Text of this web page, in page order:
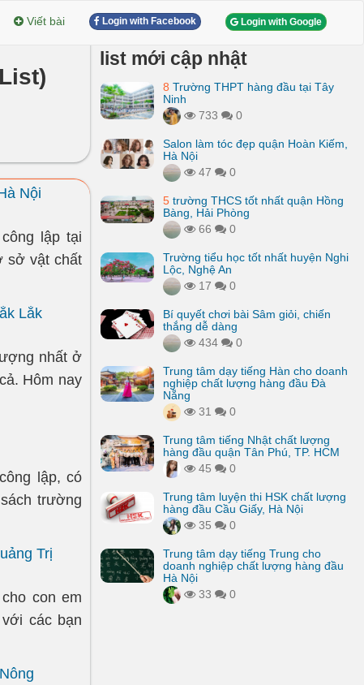
Viết bài Login with Facebook Login with Google
Nội
lập tại
sở vật chất
Lắk
nhất ở
Hôm nay
lập, có
trường
Trị
con em
các bạn
list mới cập nhật
8 Trường THPT hàng đầu tại Tây
Ninh
733
0
Salon làm tóc đẹp quận Hoàn Kiếm,
Hà Nội
47
0
5 trường THCS tốt nhất quận Hồng
Bàng, Hải Phòng
66
0
Trường tiểu học tốt nhất huyện Nghi
Lộc, Nghệ An
17
0
Bí quyết chơi bài Sâm giỏi, chiến
thắng dễ dàng
434
0
Trung tâm dạy tiếng Hàn cho doanh
nghiệp chất lượng hàng đầu Đà
Nẵng
31
0
Trung tâm tiếng Nhật chất lượng
hàng đầu quận Tân Phú, TP. HCM
45
0
Trung tâm luyện thi HSK chất lượng
hàng đầu Cầu Giấy, Hà Nội
35
0
Trung tâm dạy tiếng Trung cho
doanh nghiệp chất lượng hàng đầu
Hà Nội
33
0